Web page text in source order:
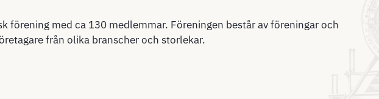
förening med ca 130 medlemmar. Föreningen består av föreningar och
från olika branscher och storlekar.